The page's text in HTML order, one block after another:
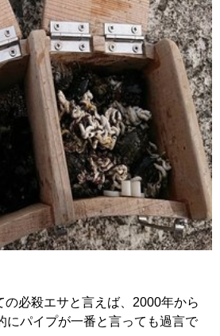
必殺エサと言えば、2000年から
にパイプが一番と言っても過言で